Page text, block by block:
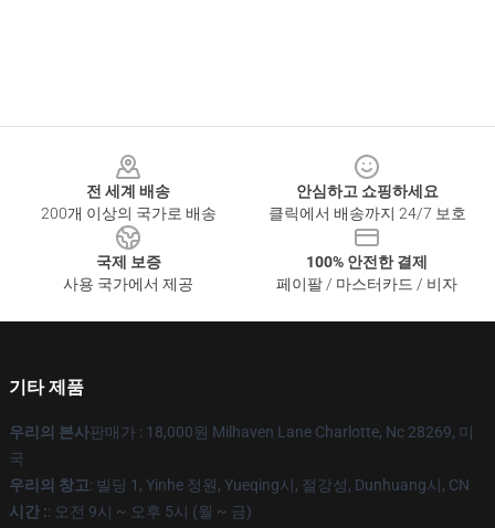
전 세계 배송
200개 이상의 국가로 배송
안심하고 쇼핑하세요
클릭에서 배송까지 24/7 보호
국제 보증
사용 국가에서 제공
100% 안전한 결제
페이팔 / 마스터카드 / 비자
기타 제품
우리의 본사판매가 : 18,000원 Milhaven Lane Charlotte, Nc 28269, 미
국
우리의 창고: 빌딩 1, Yinhe 정원, Yueqing시, 절강성, Dunhuang시, CN
시간 :: 오전 9시 ~ 오후 5시 (월 ~ 금)